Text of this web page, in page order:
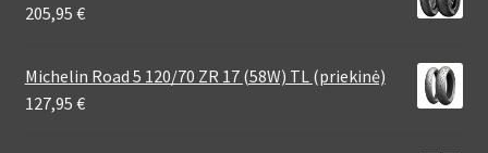
205,95 €
Michelin Road 5 120/70 ZR 17 (58W) TL (priekinė)
127,95 €